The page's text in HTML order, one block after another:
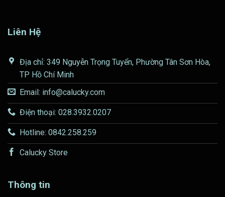
Liên Hệ
Địa chỉ: 349 Nguyễn Trọng Tuyển, Phường Tân Sơn Hòa,
TP Hồ Chí Minh
Email: info@calucky.com
Điện thoại: 028.3932.0207
Hotline: 0842.258.259
Calucky Store
Thông tin